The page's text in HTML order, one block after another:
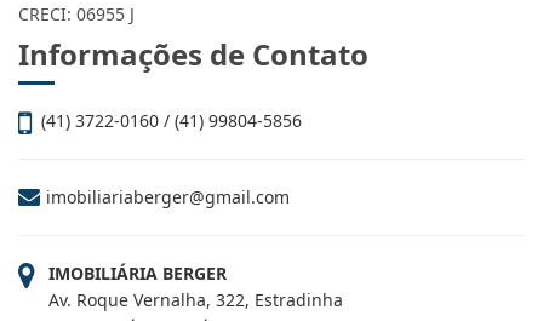
CRECI: 06955 J
Informações de Contato
(41) 3722-0160 / (41) 99804-5856
imobiliariaberger@gmail.com
IMOBILIÁRIA BERGER
Av. Roque Vernalha, 322, Estradinha